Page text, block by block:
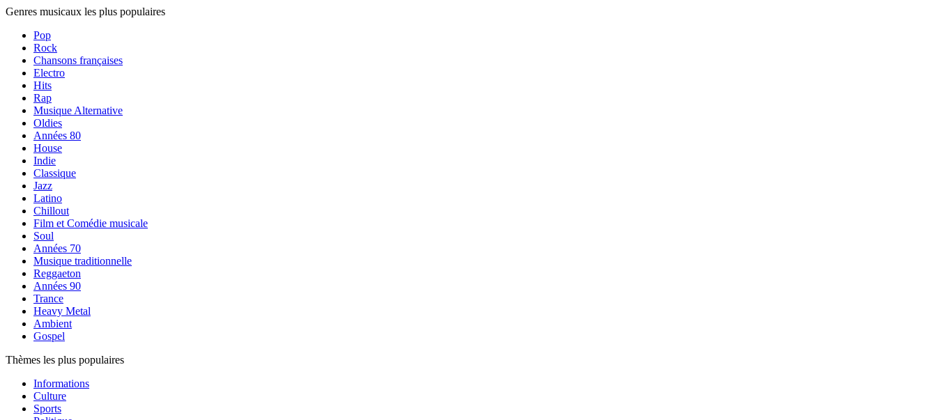
Genres musicaux les plus populaires
Pop
Rock
Chansons françaises
Electro
Hits
Rap
Musique Alternative
Oldies
Années 80
House
Indie
Classique
Jazz
Latino
Chillout
Film et Comédie musicale
Soul
Années 70
Musique traditionnelle
Reggaeton
Années 90
Trance
Heavy Metal
Ambient
Gospel
Thèmes les plus populaires
Informations
Culture
Sports